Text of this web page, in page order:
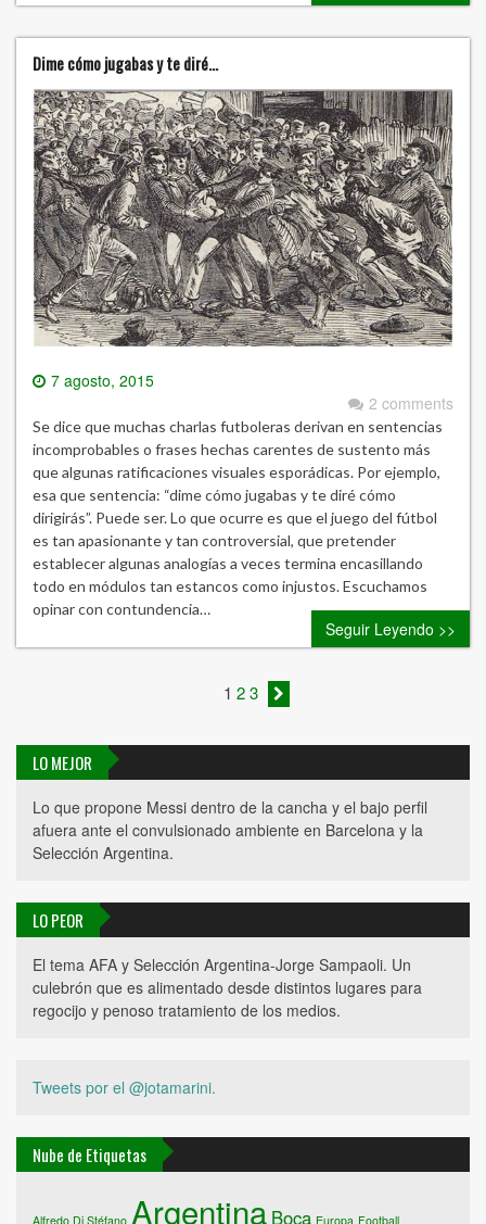
Dime cómo jugabas y te diré…
7 agosto, 2015
2 comments
Se dice que muchas charlas futboleras derivan en sentencias
incomprobables o frases hechas carentes de sustento más
que algunas ratificaciones visuales esporádicas. Por ejemplo,
esa que sentencia: “dime cómo jugabas y te diré cómo
dirigirás”. Puede ser. Lo que ocurre es que el juego del fútbol
es tan apasionante y tan controversial, que pretender
establecer algunas analogías a veces termina encasillando
todo en módulos tan estancos como injustos. Escuchamos
opinar con contundencia…
Seguir Leyendo >>
1 23
LO MEJOR
Lo que propone Messi dentro de la cancha y el bajo perfil
afuera ante el convulsionado ambiente en Barcelona y la
Selección Argentina.
LO PEOR
El tema AFA y Selección Argentina-Jorge Sampaoli. Un
culebrón que es alimentado desde distintos lugares para
regocijo y penoso tratamiento de los medios.
Tweets por el @jotamarini.
Nube de Etiquetas
Alfredo Di Stéfano Argentina Boca Europa Football